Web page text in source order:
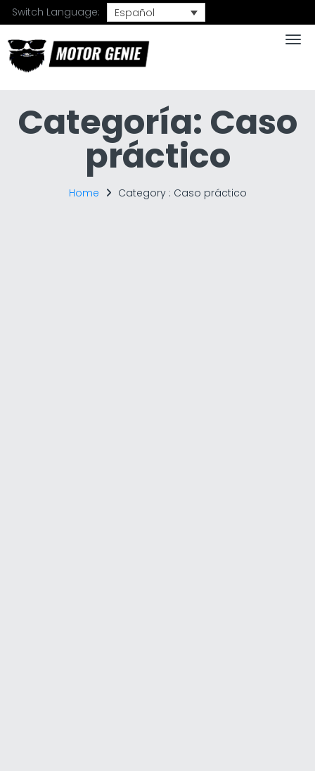
Switch Language:
Español
Categoría: Caso
práctico
Home Category : Caso práctico